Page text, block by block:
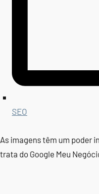
SEO
As imagens têm um poder
trata do Google Meu